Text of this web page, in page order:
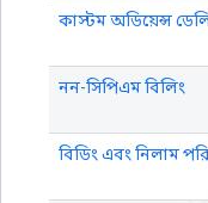
কাস্টম অডিয়েন্স
নন-সিপিএম বিলিং
বিডিং এবং নিলাম